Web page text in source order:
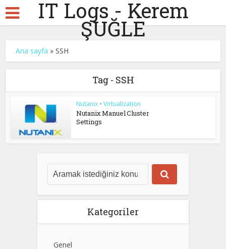
IT Logs - Kerem
ŞUĞLE
Ana sayfa »SSH
Tag - SSH
Nutanix • Virtualization
Nutanix Manuel Cluster
Settings
Kategoriler
Genel